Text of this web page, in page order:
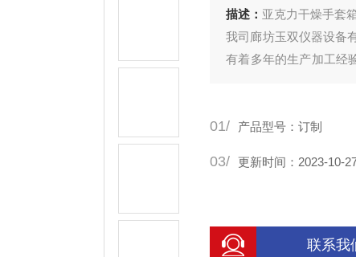
描述： 亚克力干燥手套
我司廊坊玉双仪器设备
有着多年的生产加工经
让客户用到满意的产品
01/ 产品型号：订制
03/ 更新时间：2023-10-
联系我